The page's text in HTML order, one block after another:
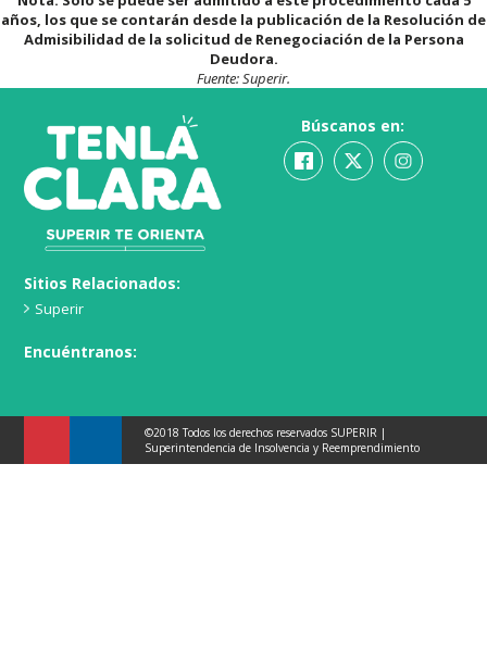
años, los que se contarán desde la publicación de la Resolución de
Admisibilidad de la solicitud de Renegociación de la Persona
Deudora.
Fuente: Superir.
Sitios Relacionados:
Superir
Encuéntranos:
Búscanos en:
©2018 Todos los derechos reservados SUPERIR |
Superintendencia de Insolvencia y Reemprendimiento